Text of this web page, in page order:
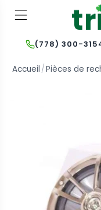
(778) 300-
Accueil Pièces de